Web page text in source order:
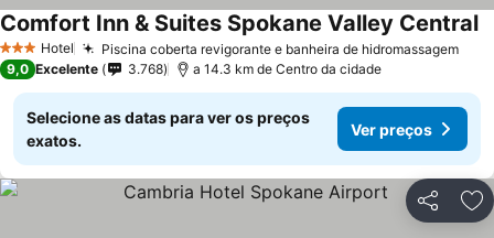
3 EstrelasHotel Piscina coberta revigorante e banheira de hidromassagem
Comfort Inn & Suites Spokane Valley Central
9,0 Excelente 3.768 a 14.3 km de Centro da cidade
Selecione as datas para ver os preços
exatos.
Ver preços
Partilhar